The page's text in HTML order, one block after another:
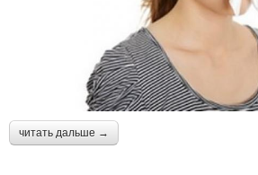
читать дальше →